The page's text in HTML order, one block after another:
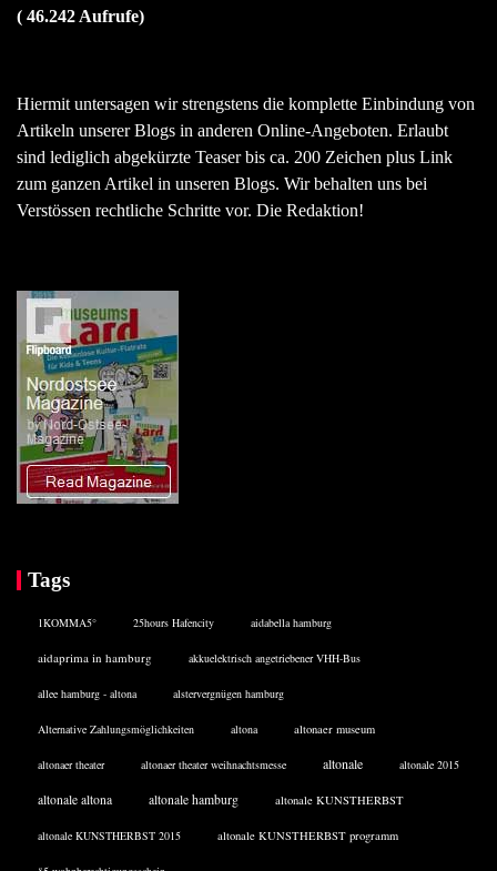
( 46.242 Aufrufe)
Hiermit untersagen wir strengstens die komplette Einbindung von
Artikeln unserer Blogs in anderen Online-Angeboten. Erlaubt
sind lediglich abgekürzte Teaser bis ca. 200 Zeichen plus Link
zum ganzen Artikel in unseren Blogs. Wir behalten uns bei
Verstössen rechtliche Schritte vor. Die Redaktion!
Tags
1KOMMA5° 25hours Hafencity aidabella hamburg
aidaprima in hamburg akkuelektrisch angetriebener VHH-Bus
allee hamburg - altona alstervergnügen hamburg
Alternative Zahlungsmöglichkeiten altona altonaer museum
altonaer theater altonaer theater weihnachtsmesse altonale altonale 2015
altonale altona altonale hamburg altonale KUNSTHERBST
altonale KUNSTHERBST 2015 altonale KUNSTHERBST programm